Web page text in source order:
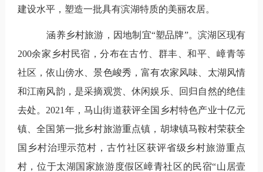
建设水平，塑造一批具有滨湖特质的美丽农居。
涵养乡村旅游，因地制宜“塑品牌”。滨湖区现有
200余家乡村民宿，分布在古竹、群丰、和平、嶂青等
社区，依山傍水、景色峻秀，富有农家风味、太湖风情
和江南风韵，是采摘观赏、休闲娱乐、回归自然的绝佳
去处。 2021 年，马山街道获评全国乡村特色产业十亿元
镇、全国第一批乡村旅游重点镇，胡埭镇马鞍村荣获全
国乡村治理示范村，古竹社区获评省级乡村旅游重点
村，位于太湖国家旅游度假区嶂青社区的民宿“山居壹